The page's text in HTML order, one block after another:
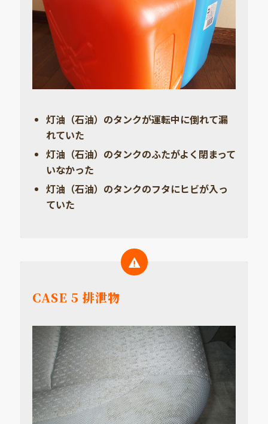
灯油（石油）のタンクが運転中に倒れて漏
れていた
灯油（石油）のタンクのふたがよく閉まって
いなかった
灯油（石油）のタンクのフタにヒビが入っ
ていた
CASE 5 排泄物